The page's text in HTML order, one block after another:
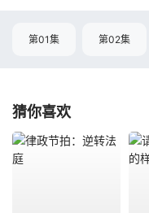
第01集 第02集
猜你喜欢